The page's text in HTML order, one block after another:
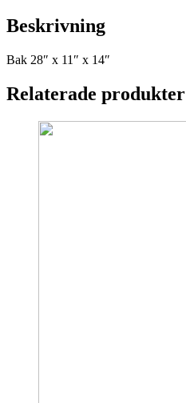
Beskrivning
Bak 28″ x 11″ x 14″
Relaterade produkter